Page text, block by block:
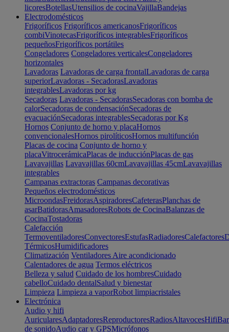
licoresBotellasUtensilios de cocinaVajillaBandejas
Electrodomésticos
Frigoríficos Frigoríficos americanosFrigoríficos
combiVinotecasFrigoríficos integrablesFrigoríficos
pequeñosFrigoríficos portátiles
Congeladores Congeladores verticalesCongeladores
horizontales
Lavadoras Lavadoras de carga frontalLavadoras de carga
superiorLavadoras - SecadorasLavadoras
integrablesLavadoras por kg
Secadoras Lavadoras - SecadorasSecadoras con bomba de
calorSecadoras de condensaciónSecadoras de
evacuaciónSecadoras integrablesSecadoras por Kg
Hornos Conjunto de horno y placaHornos
convencionalesHornos pirolíticosHornos multifunción
Placas de cocina Conjunto de horno y
placaVitrocerámicaPlacas de inducciónPlacas de gas
Lavavajillas Lavavajillas 60cmLavavajillas 45cmLavavajillas
integrables
Campanas extractoras Campanas decorativas
Pequeños electrodomésticos
MicroondasFreidorasAspiradoresCafeterasPlanchas de
asarBatidorasAmasadoresRobots de CocinaBalanzas de
CocinaTostadoras
Calefacción
TermoventiladoresConvectoresEstufasRadiadoresCalefactores
TérmicosHumidificadores
Climatización Ventiladores Aire acondicionado
Calentadores de agua Termos eléctricos
Belleza y salud Cuidado de los hombresCuidado
cabelloCuidado dentalSalud y bienestar
Limpieza Limpieza a vaporRobot limpiacristales
Electrónica
Audio y hifi
AuricularesAdaptadoresReproductoresRadiosAltavocesHifi
de sonidoAudio car y GPSMicrófonos